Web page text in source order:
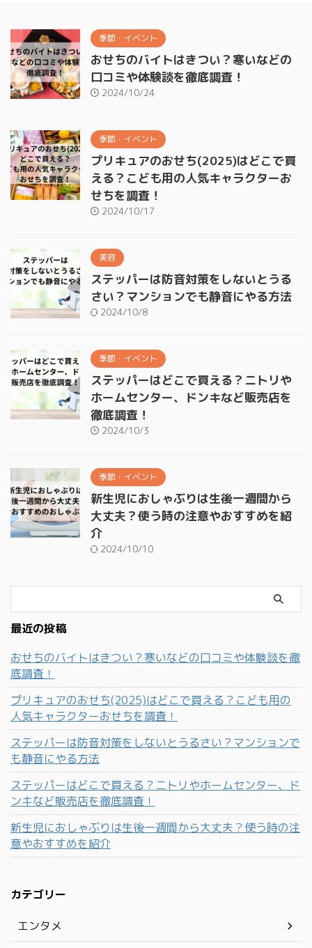
季節・イベント
おせちのバイトはきつい？寒いなどの
口コミや体験談を徹底調査！
2024/10/24
季節・イベント
プリキュアのおせち(2025)はどこで買
える？こども用の人気キャラクターお
せちを調査！
2024/10/17
美容
ステッパーは防音対策をしないとうる
さい？マンションでも静音にやる方法
2024/10/8
季節・イベント
ステッパーはどこで買える？ニトリや
ホームセンター、ドンキなど販売店を
徹底調査！
2024/10/3
季節・イベント
新生児におしゃぶりは生後一週間から
大丈夫？使う時の注意やおすすめを紹
介
2024/10/10
最近の投稿
おせちのバイトはきつい？寒いなどの口コミや体験談を徹
底調査！
プリキュアのおせち(2025)はどこで買える？こども用の
人気キャラクターおせちを調査！
ステッパーは防音対策をしないとうるさい？マンションで
も静音にやる方法
ステッパーはどこで買える？ニトリやホームセンター、ド
ンキなど販売店を徹底調査！
新生児におしゃぶりは生後一週間から大丈夫？使う時の注
意やおすすめを紹介
カテゴリー
エンタメ